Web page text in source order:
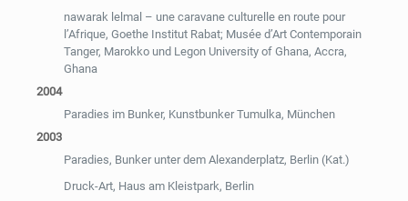
nawarak lelmal – une caravane culturelle en route pour
l’Afrique, Goethe Institut Rabat; Musée d’Art Contemporain
Tanger, Marokko und Legon University of Ghana, Accra,
Ghana
2004
Paradies im Bunker, Kunstbunker Tumulka, München
2003
Paradies, Bunker unter dem Alexanderplatz, Berlin (Kat.)
Druck-Art, Haus am Kleistpark, Berlin